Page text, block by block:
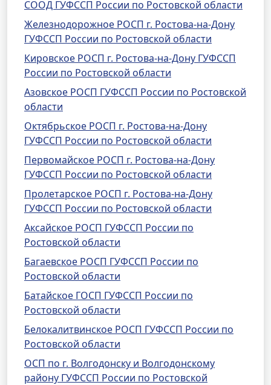
СООД ГУФССП России по Ростовской области
Железнодорожное РОСП г. Ростова-на-Дону
ГУФССП России по Ростовской области
Кировское РОСП г. Ростова-на-Дону ГУФССП
России по Ростовской области
Азовское РОСП ГУФССП России по Ростовской
области
Октябрьское РОСП г. Ростова-на-Дону
ГУФССП России по Ростовской области
Первомайское РОСП г. Ростова-на-Дону
ГУФССП России по Ростовской области
Пролетарское РОСП г. Ростова-на-Дону
ГУФССП России по Ростовской области
Аксайское РОСП ГУФССП России по
Ростовской области
Багаевское РОСП ГУФССП России по
Ростовской области
Батайское ГОСП ГУФССП России по
Ростовской области
Белокалитвинское РОСП ГУФССП России по
Ростовской области
ОСП по г. Волгодонску и Волгодонскому
району ГУФССП России по Ростовской